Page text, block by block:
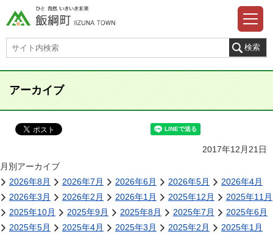
アーカイブ
2017年12月21日
月別アーカイブ
2026年8月
2026年7月 2026年6月 2026年5月
2026年4月
2026年3月
2026年2月 2026年1月 2025年12月
2025年11月
2025年10月
2025年9月 2025年8月 2025年7月
2025年6月
2025年5月
2025年4月 2025年3月 2025年2月
2025年1月